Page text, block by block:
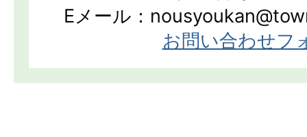
Eメール：
お問い合わせフ